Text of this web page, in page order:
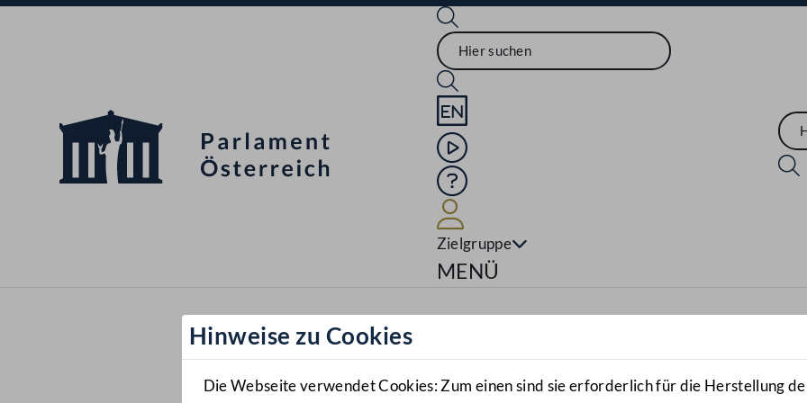
Sprache English
Mediathek
Hilfe
Zielgruppe
Navigationsmenü öffnen
MENÜ
Hinweise zu Cookies
Die Webseite verwendet Cookies: Zum einen sind sie erforderlich für die Herstellung